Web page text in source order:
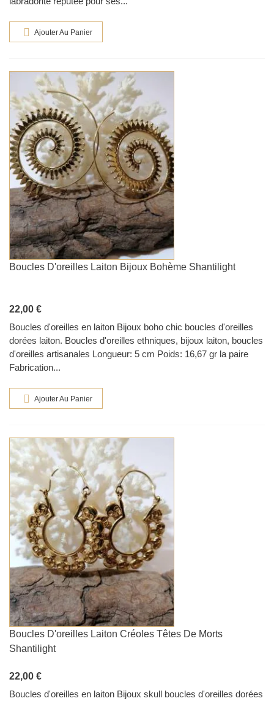
Ajouter Au Panier
Boucles D'oreilles Laiton Bijoux Bohème Shantilight
22,00 €
Boucles d'oreilles en laiton Bijoux boho chic boucles d'oreilles
dorées laiton. Boucles d'oreilles ethniques, bijoux laiton, boucles
d'oreilles artisanales Longueur: 5 cm Poids: 16,67 gr la paire
Fabrication...
Ajouter Au Panier
Boucles D'oreilles Laiton Créoles Têtes De Morts
Shantilight
22,00 €
Boucles d'oreilles en laiton Bijoux skull boucles d'oreilles dorées